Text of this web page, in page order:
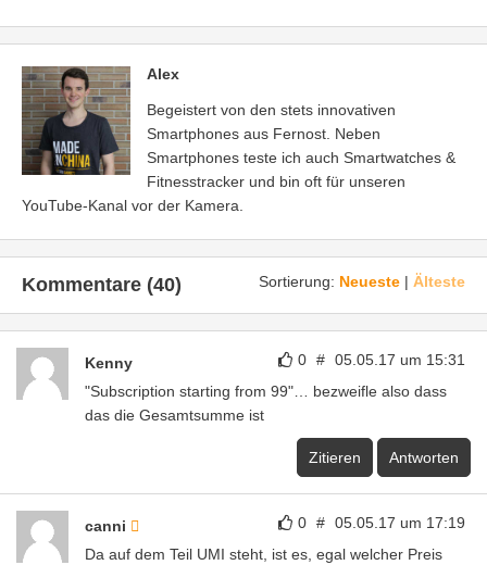
Alex
Begeistert von den stets innovativen
Smartphones aus Fernost. Neben
Smartphones teste ich auch Smartwatches &
Fitnesstracker und bin oft für unseren
YouTube-Kanal vor der Kamera.
Sortierung: Neueste | Älteste
Kommentare (40)
0 # 05.05.17 um 15:31
Kenny
"Subscription starting from 99"… bezweifle also dass
das die Gesamtsumme ist
Zitieren Antworten
0 # 05.05.17 um 17:19
canni
Da auf dem Teil UMI steht, ist es, egal welcher Preis